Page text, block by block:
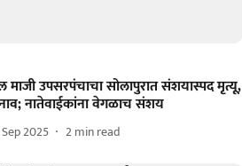
माजी उपसरपंचाचा सोलापुरात संशयास्पद मृत्यू,
नाव; नातेवाईकांना वेगळाच संशय
2025 2min read